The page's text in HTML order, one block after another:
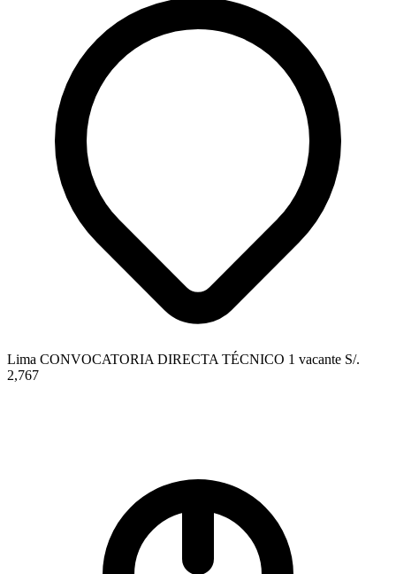
Lima CONVOCATORIA DIRECTA TÉCNICO 1 vacante S/.
2,767